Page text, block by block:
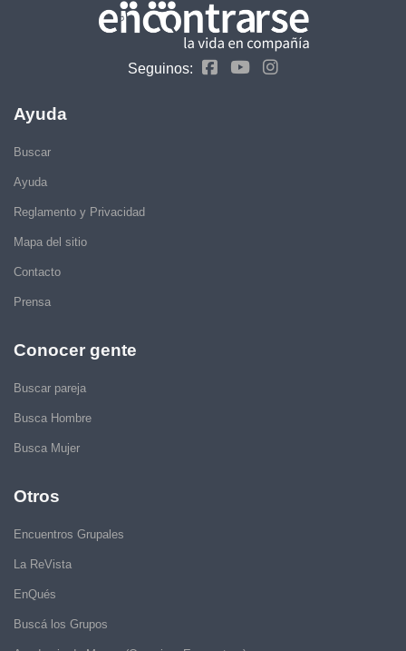
Seguinos:
Ayuda
Buscar
Ayuda
Reglamento y Privacidad
Mapa del sitio
Contacto
Prensa
Conocer gente
Buscar pareja
Busca Hombre
Busca Mujer
Otros
Encuentros Grupales
La ReVista
EnQués
Buscá los Grupos